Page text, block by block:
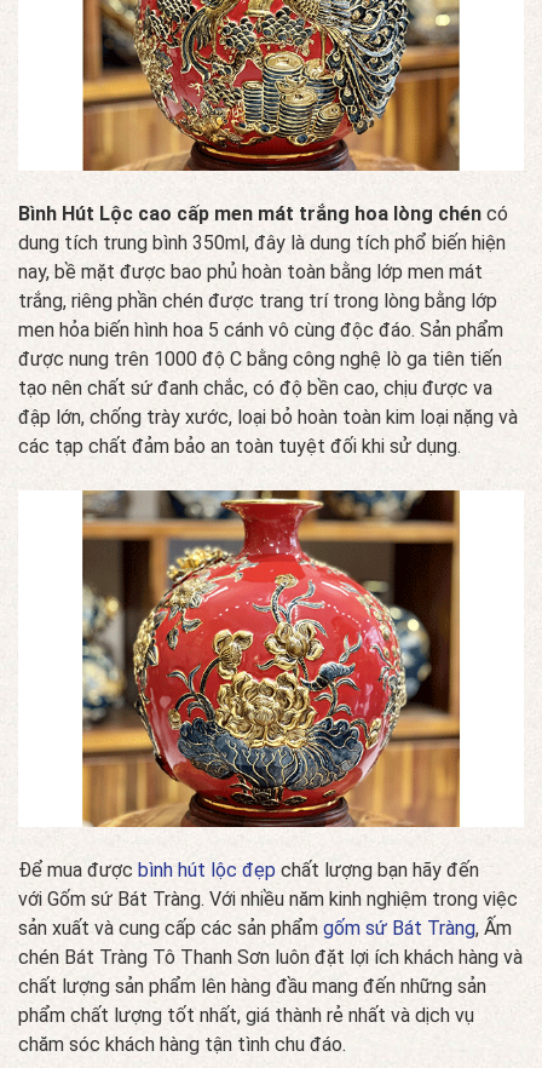
Bình Hút Lộc cao cấp men mát trắng hoa lòng chén có
dung tích trung bình 350ml, đây là dung tích phổ biến hiện
nay, bề mặt được bao phủ hoàn toàn bằng lớp men mát
trắng, riêng phần chén được trang trí trong lòng bằng lớp
men hỏa biến hình hoa 5 cánh vô cùng độc đáo. Sản phẩm
được nung trên 1000 độ C bằng công nghệ lò ga tiên tiến
tạo nên chất sứ đanh chắc, có độ bền cao, chịu được va
đập lớn, chống trày xước, loại bỏ hoàn toàn kim loại nặng và
các tạp chất đảm bảo an toàn tuyệt đối khi sử dụng.
Để mua được bình hút lộc đẹp chất lượng bạn hãy đến
với Gốm sứ Bát Tràng. Với nhiều năm kinh nghiệm trong việc
sản xuất và cung cấp các sản phẩm gốm sứ Bát Tràng, Ấm
chén Bát Tràng Tô Thanh Sơn luôn đặt lợi ích khách hàng và
chất lượng sản phẩm lên hàng đầu mang đến những sản
phẩm chất lượng tốt nhất, giá thành rẻ nhất và dịch vụ
chăm sóc khách hàng tận tình chu đáo.